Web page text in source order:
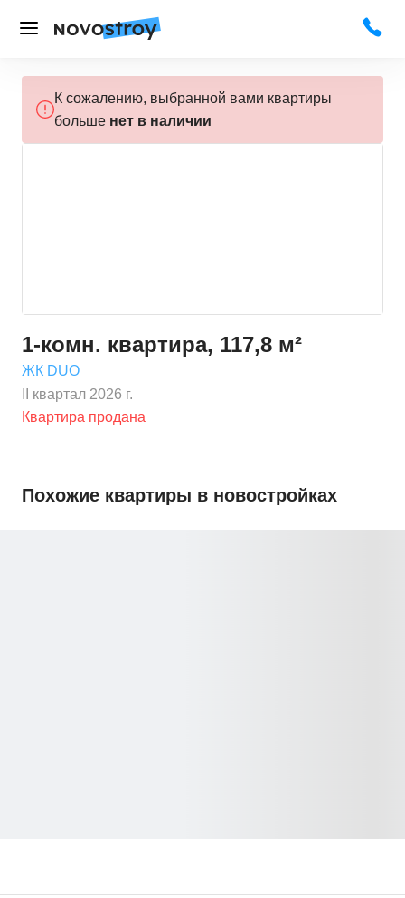
К сожалению, выбранной вами квартиры
больше нет в наличии
1-комн. квартира, 117,8 м²
ЖК DUO
II квартал 2026 г.
Квартира продана
Похожие квартиры в новостройках